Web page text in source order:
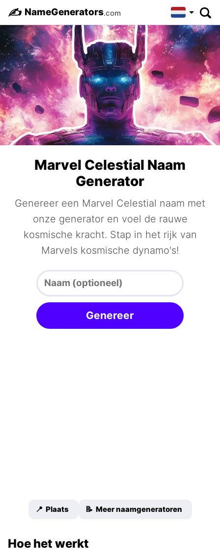
✍️ NameGenerators.com
Marvel Celestial Naam
Generator
Genereer een Marvel Celestial naam met
onze generator en voel de rauwe
kosmische kracht. Stap in het rijk van
Marvels kosmische dynamo's!
Genereer
📍 Plaats 📝 Meer naamgeneratoren
Hoe het werkt